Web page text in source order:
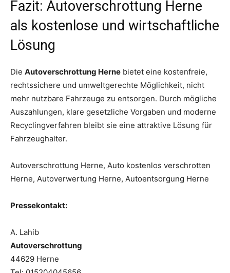
Fazit: Autoverschrottung Herne
als kostenlose und wirtschaftliche
Lösung
Die Autoverschrottung Herne bietet eine kostenfreie,
rechtssichere und umweltgerechte Möglichkeit, nicht
mehr nutzbare Fahrzeuge zu entsorgen. Durch mögliche
Auszahlungen, klare gesetzliche Vorgaben und moderne
Recyclingverfahren bleibt sie eine attraktive Lösung für
Fahrzeughalter.
Autoverschrottung Herne, Auto kostenlos verschrotten
Herne, Autoverwertung Herne, Autoentsorgung Herne
Pressekontakt:
A. Lahib
Autoverschrottung
44629 Herne